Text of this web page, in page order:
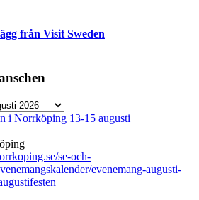
från Visit Sweden
i Norrköping 13-15 augusti
se-och-
evenemang-augusti-